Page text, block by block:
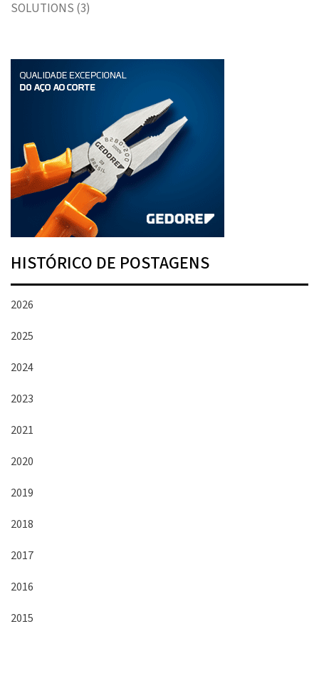
SOLUTIONS (3)
HISTÓRICO DE POSTAGENS
2026
2025
2024
2023
2021
2020
2019
2018
2017
2016
2015